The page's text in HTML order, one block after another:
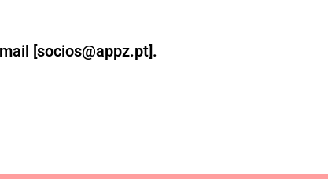
[socios@appz.pt].